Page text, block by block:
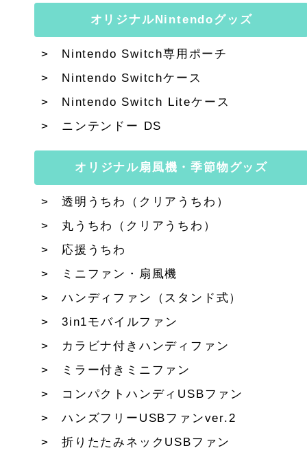
オリジナルNintendoグッズ
Nintendo Switch専用ポーチ
Nintendo Switchケース
Nintendo Switch Liteケース
ニンテンドー DS
オリジナル扇風機・季節物グッズ
透明うちわ（クリアうちわ）
丸うちわ（クリアうちわ）
応援うちわ
ミニファン・扇風機
ハンディファン（スタンド式）
3in1モバイルファン
カラビナ付きハンディファン
ミラー付きミニファン
コンパクトハンディUSBファン
ハンズフリーUSBファンver.2
折りたたみネックUSBファン